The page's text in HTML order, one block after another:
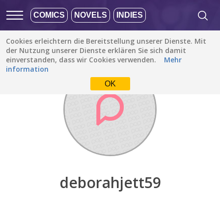
COMICS NOVELS INDIES
Cookies erleichtern die Bereitstellung unserer Dienste. Mit
der Nutzung unserer Dienste erklären Sie sich damit
einverstanden, dass wir Cookies verwenden.
Mehr
information
OK
Entdecken / deborahjett59
deborahjett59